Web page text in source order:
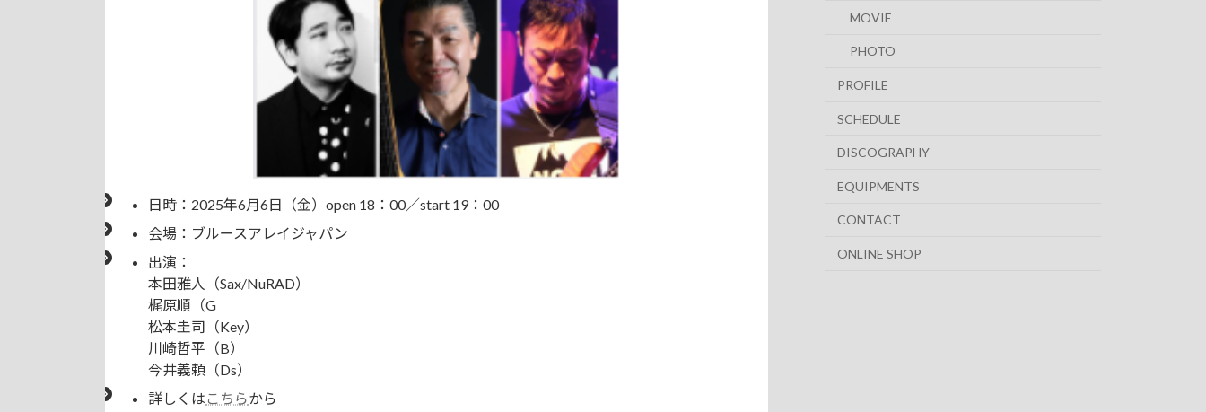
日時：2025年6月6日（金）open 18：00／start 19：00
会場：ブルースアレイジャパン
出演：
本田雅人（Sax/NuRAD）
梶原順（G
松本圭司（Key）
川崎哲平（B）
今井義頼（Ds）
詳しくは こちらから
MOVIE
PHOTO
PROFILE
SCHEDULE
DISCOGRAPHY
EQUIPMENTS
CONTACT
ONLINE SHOP